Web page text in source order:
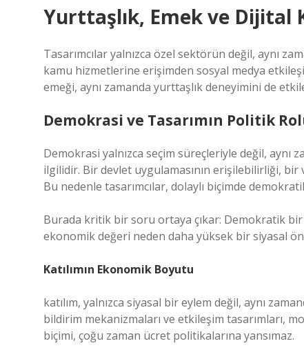
Yurttaşlık, Emek ve Dijital
Tasarımcılar yalnızca özel sektörün değil, aynı
kamu hizmetlerine erişimden sosyal medya
emeği, aynı zamanda yurttaşlık deneyimini de
Demokrasi ve Tasarımın Politik
Demokrasi yalnızca seçim süreçleriyle değil, aynı
ilgilidir. Bir devlet uygulamasının erişilebilirliği,
Bu nedenle tasarımcılar, dolaylı biçimde
Burada kritik bir soru ortaya çıkar: Demokratik
ekonomik değeri neden daha yüksek bir siyasal
Katılımın Ekonomik Boyutu
katılım, yalnızca siyasal bir eylem değil, aynı
bildirim mekanizmaları ve etkileşim tasarımları,
biçimi, çoğu zaman ücret politikalarına yansımaz.